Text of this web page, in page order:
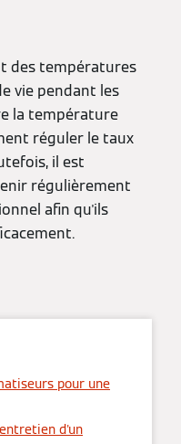
des températures
vie pendant les
la température
réguler le taux
il est
régulièrement
afin qu'ils
pour une
d'un